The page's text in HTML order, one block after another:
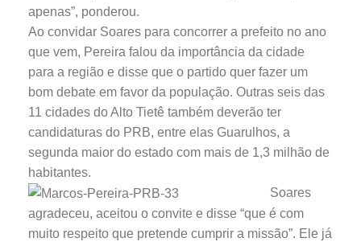
apenas”, ponderou.
Ao convidar Soares para concorrer a prefeito no ano
que vem, Pereira falou da importância da cidade
para a região e disse que o partido quer fazer um
bom debate em favor da população. Outras seis das
11 cidades do Alto Tietê também deverão ter
candidaturas do PRB, entre elas Guarulhos, a
segunda maior do estado com mais de 1,3 milhão de
habitantes.
Soares
agradeceu, aceitou o convite e disse “que é com
muito respeito que pretende cumprir a missão”. Ele já